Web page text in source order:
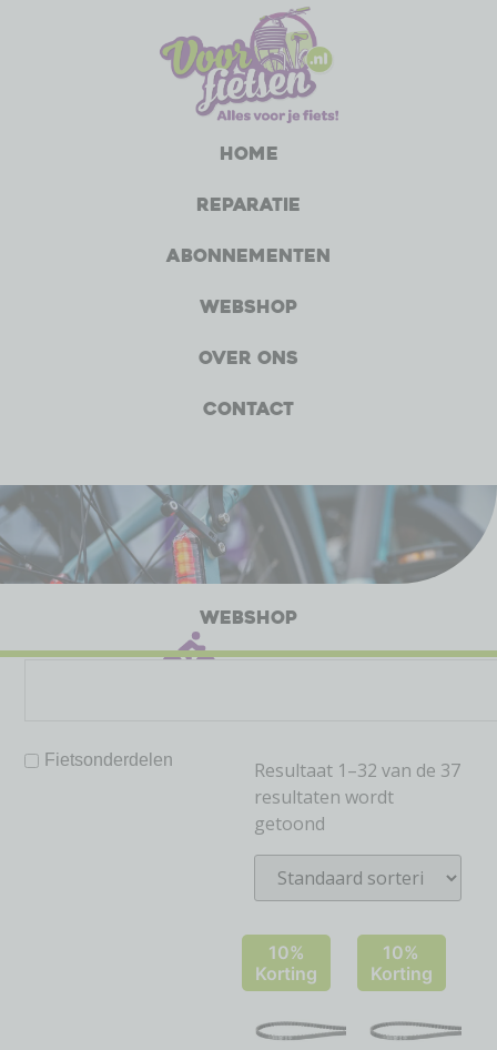
Home
Reparatie
Abonnementen
Webshop
Over ons
Contact
WEBSHOP
Fietsonderdelen
Resultaat 1–32 van de 37
resultaten wordt
getoond
10%
Korting
10%
Korting